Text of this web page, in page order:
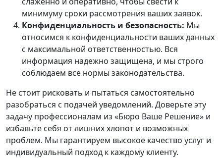
минимуму сроки рассмотрения ваших заявок.
Конфиденциальность и безопасность: Мы
относимся к конфиденциальности ваших данных
с максимальной ответственностью. Вся
информация надежно защищена, и мы строго
соблюдаем все нормы законодательства.
Не стоит рисковать и пытаться самостоятельно
разобраться с подачей уведомлений. Доверьте эту
задачу профессионалам из «Бюро Ваше Решение» и
избавьте себя от лишних хлопот и возможных
проблем. Мы гарантируем высокое качество услуг и
индивидуальный подход к каждому клиенту.